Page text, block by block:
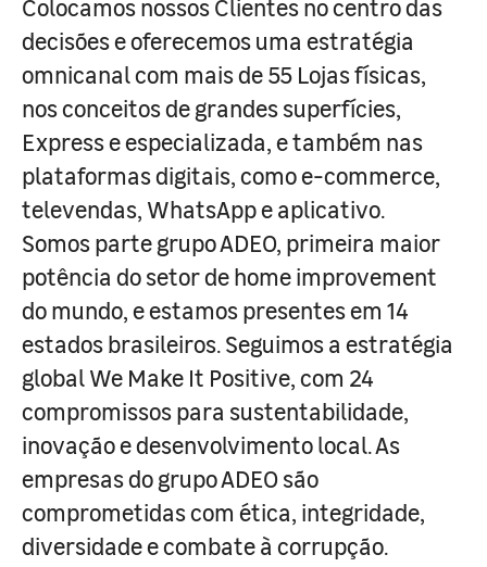
Colocamos nossos Clientes no centro das
decisões e oferecemos uma estratégia
omnicanal com mais de 55 Lojas físicas,
nos conceitos de grandes superfícies,
Express e especializada, e também nas
plataformas digitais, como e-commerce,
televendas, WhatsApp e aplicativo.
Somos parte grupo ADEO, primeira maior
potência do setor de home improvement
do mundo, e estamos presentes em 14
estados brasileiros. Seguimos a estratégia
global We Make It Positive, com 24
compromissos para sustentabilidade,
inovação e desenvolvimento local. As
empresas do grupo ADEO são
comprometidas com ética, integridade,
diversidade e combate à corrupção.